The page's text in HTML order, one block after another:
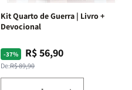
Kit Quarto de Guerra | Livro +
Devocional
-37%
Preço
normal
De:R$ 89,90
Preço
promocional
R$ 56,90